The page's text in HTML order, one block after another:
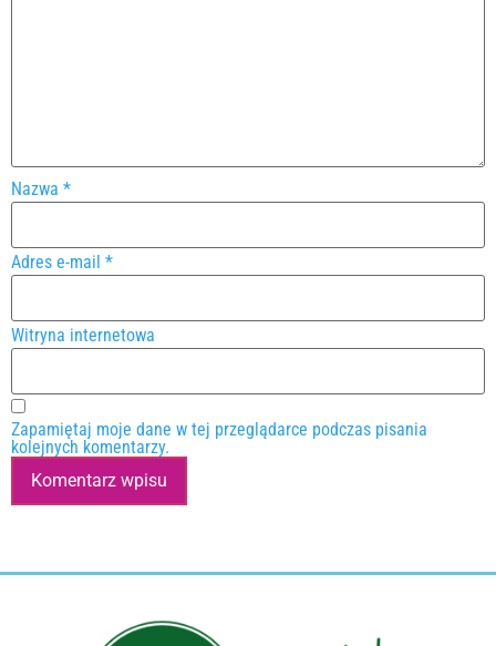
Nazwa *
Adres e-mail *
Witryna internetowa
Zapamiętaj moje dane w tej przeglądarce podczas pisania
kolejnych komentarzy.